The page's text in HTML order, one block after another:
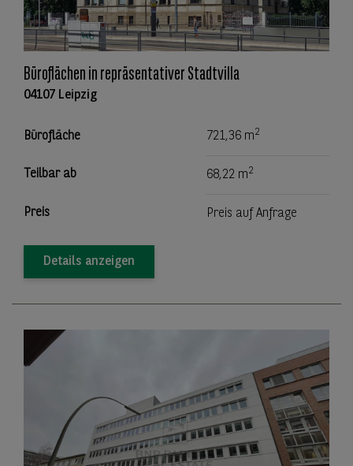
Büroflächen in repräsentativer Stadtvilla
04107 Leipzig
Bürofläche 721,36 m2
Teilbar ab 68,22 m2
Preis Preis auf Anfrage
Details anzeigen